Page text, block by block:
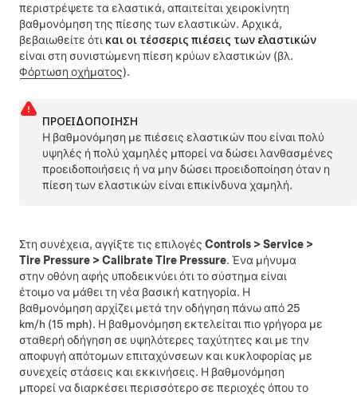
περιστρέψετε τα ελαστικά, απαιτείται χειροκίνητη
βαθμονόμηση της πίεσης των ελαστικών. Αρχικά,
βεβαιωθείτε ότι και οι τέσσερις πιέσεις των ελαστικών
είναι στη συνιστώμενη πίεση κρύων ελαστικών (βλ.
Φόρτωση οχήματος).
ΠΡΟΕΙΔΟΠΟΊΗΣΗ
Η βαθμονόμηση με πιέσεις ελαστικών που είναι πολύ
υψηλές ή πολύ χαμηλές μπορεί να δώσει λανθασμένες
προειδοποιήσεις ή να μην δώσει προειδοποίηση όταν η
πίεση των ελαστικών είναι επικίνδυνα χαμηλή.
Στη συνέχεια, αγγίξτε τις επιλογές Controls > Service >
Tire Pressure > Calibrate Tire Pressure. Ένα μήνυμα
στην οθόνη αφής υποδεικνύει ότι το σύστημα είναι
έτοιμο να μάθει τη νέα βασική κατηγορία. Η
βαθμονόμηση αρχίζει μετά την οδήγηση πάνω από 25
km/h (15 mph). Η βαθμονόμηση εκτελείται πιο γρήγορα με
σταθερή οδήγηση σε υψηλότερες ταχύτητες και με την
αποφυγή απότομων επιταχύνσεων και κυκλοφορίας με
συνεχείς στάσεις και εκκινήσεις. Η βαθμονόμηση
μπορεί να διαρκέσει περισσότερο σε περιοχές όπου το